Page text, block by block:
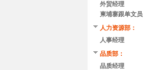
外贸经理
柬埔寨跟单文员
人力资源部：
人事经理
品质部：
品质经理